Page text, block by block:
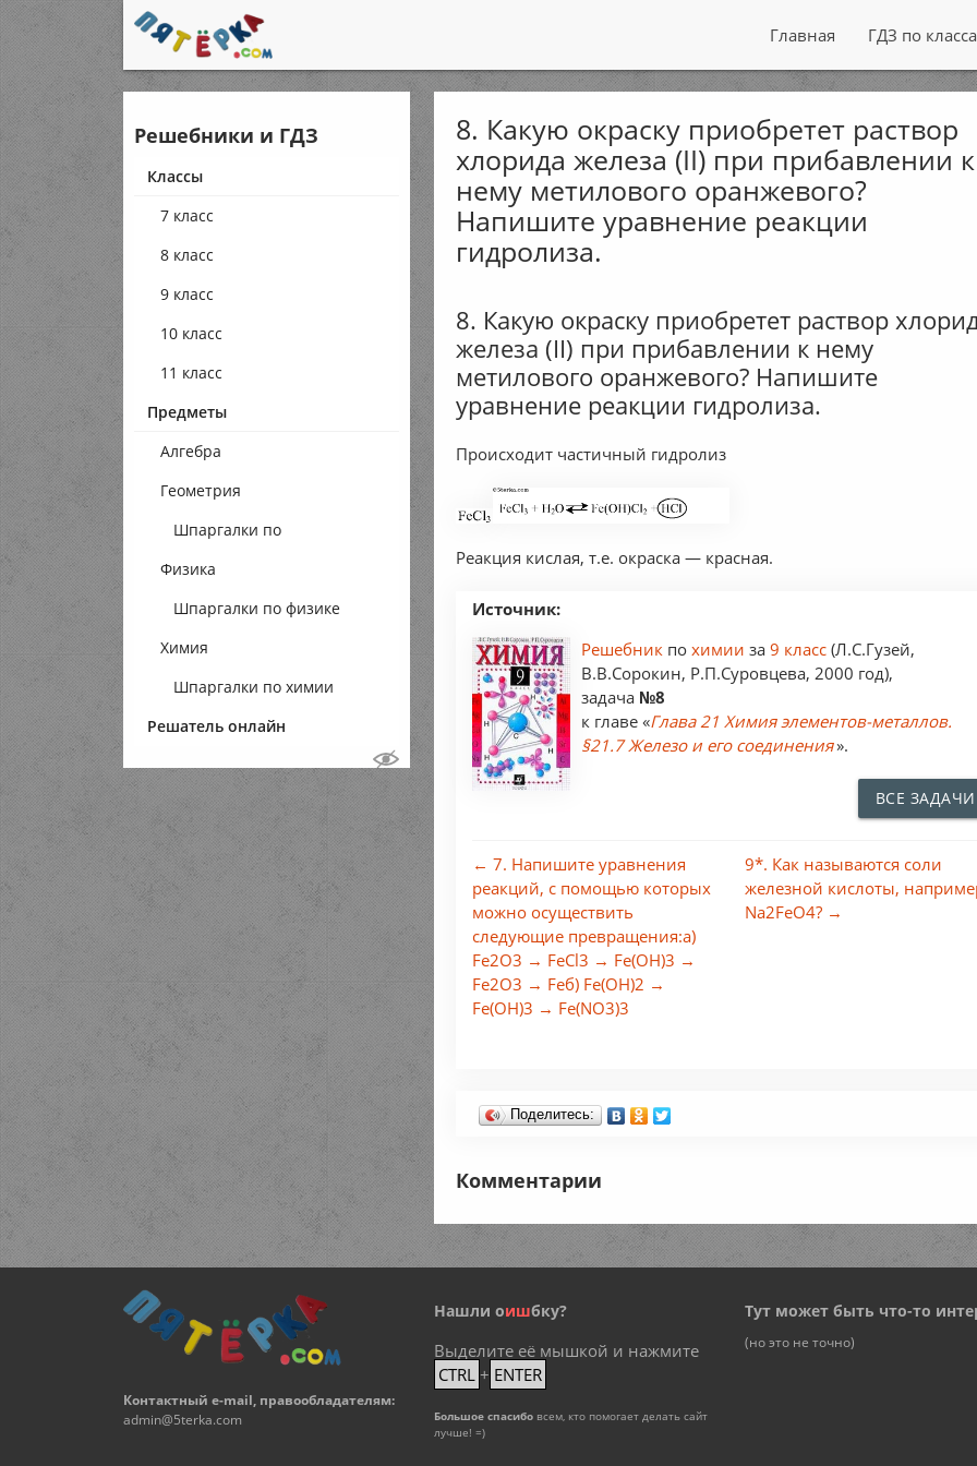
Главная ГДЗ по
Решебники и ГДЗ
Классы
7 класс
8 класс
9 класс
10 класс
11 класс
Предметы
Алгебра
Геометрия
Шпаргалки по
геометрии
Физика
Шпаргалки по физике
Химия
Шпаргалки по химии
Решатель онлайн
8. Какую окраску приобретет раствор
хлорида железа (II) при прибавлении к
нему метилового оранжевого?
Напишите уравнение реакции
гидролиза.
8. Какую окраску приобретет раствор
железа (II) при прибавлении к нему
метилового оранжевого? Напишите
уравнение реакции гидролиза.
Происходит частичный гидролиз
Реакция кислая, т.е. окраска — красная.
Источник:
Решебник похимииза9 класс (Л.С.Гузей,
В.В.Сорокин, Р.П.Суровцева, 2000 год),
задача №8
к главе «Глава 21 Химия элементов-металлов.
§21.7 Железо и его соединения».
ВСЕ ЗАДАЧИ
← 7. Напишите уравнения
реакций, с помощью которых
можно осуществить
следующие превращения:а)
Fe2O3 → FeCl3 → Fe(OH)3 →
Fe2O3 → Feб) Fe(OH)2 →
Fe(OH)3 → Fe(NO3)3
9*. Как называются соли
железной кислоты,
Na2FeO4? →
Поделитесь:
Комментарии
Контактный e-mail, правообладателям:
admin@5terka.com
Нашли оишбку?
Выделите её мышкой и нажмите
CTRL + ENTER
Большое спасибо всем, кто помогает делать сайт
лучше! =)
Тут может быть что-то
(но это не точно)